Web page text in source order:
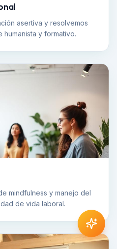
asertiva y resolvemos
y formativo.
mindfulness y manejo del
de vida laboral.